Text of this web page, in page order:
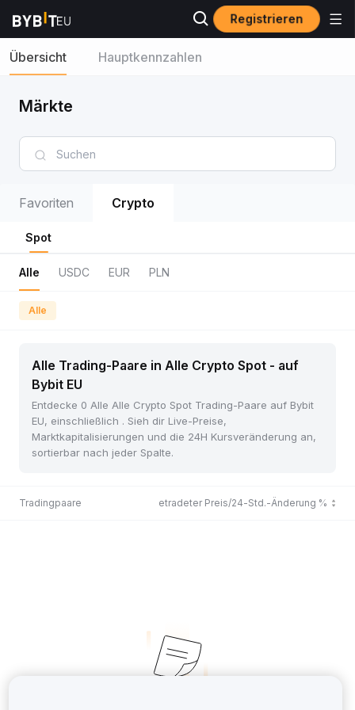
Registrieren
Übersicht Hauptkennzahlen
Märkte
Favoriten Crypto
Spot
Alle USDC EUR PLN
Alle
Alle Trading-Paare in Alle Crypto Spot - auf
Bybit EU
Entdecke 0 Alle Alle Crypto Spot Trading-Paare auf Bybit
EU, einschließlich . Sieh dir Live-Preise,
Marktkapitalisierungen und die 24H Kursveränderung an,
sortierbar nach jeder Spalte.
Tradingpaare Zuletzt getradeter Preis/24-Std.-Änderung %